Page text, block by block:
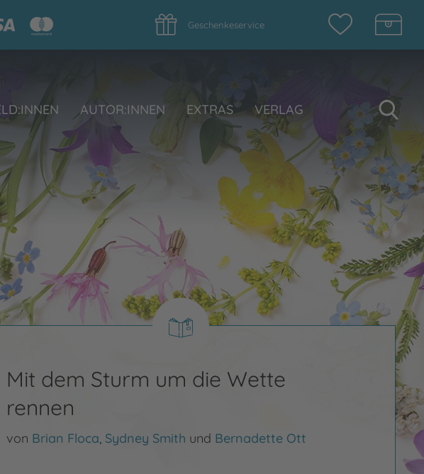
Geschenkeservice
AUTOR:INNEN EXTRAS VERLAG
Mit dem Sturm um die Wette
rennen
von Brian Floca, Sydney Smith und Bernadette Ott